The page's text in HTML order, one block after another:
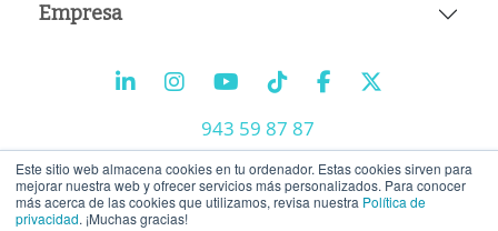
Este sitio web almacena cookies en tu ordenador. Estas cookies sirven para
mejorar nuestra web y ofrecer servicios más personalizados. Para conocer
más acerca de las cookies que utilizamos, revisa nuestra Política de
privacidad. ¡Muchas gracias!
Empresa
943 59 87 87
info@tiralineas.digital